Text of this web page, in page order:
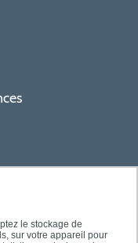
le stockage de
sur votre appareil pour